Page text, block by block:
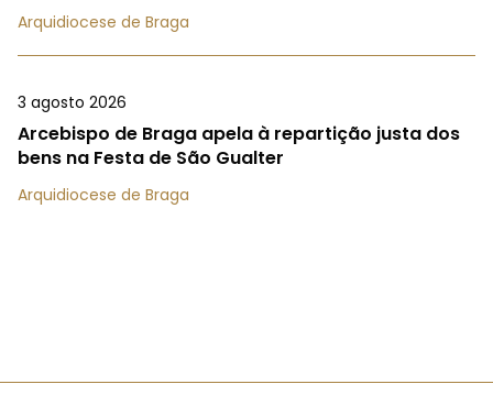
Arquidiocese de Braga
3 agosto 2026
Arcebispo de Braga apela à repartição justa dos
bens na Festa de São Gualter
Arquidiocese de Braga